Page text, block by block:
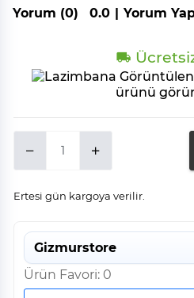
Yorum (0) 0.0 | Yorum
ürünü
Ertesi gün kargoya verilir.
Gizmurstore
Ürün Favori: 0